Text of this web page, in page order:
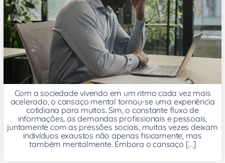
Com a sociedade vivendo em um ritmo cada vez mais
acelerado, o cansaço mental tornou-se uma experiência
cotidiana para muitos. Sim, o constante fluxo de
informações, as demandas profissionais e pessoais,
juntamente com as pressões sociais, muitas vezes deixam
indivíduos exaustos não apenas fisicamente, mas
também mentalmente. Embora o cansaço [...]